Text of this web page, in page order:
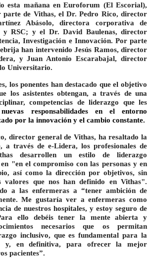
esta mañana en Euroforum (El Escorial),
parte de Vithas, el Dr. Pedro Rico, director
Abásolo,
directora corporativa de
y RSC; y el Dr. David Baulenas, director
Investigación e Innovación. Por parte
han intervenido Jesús Ramos, director
y Juan Antonio Escarabajal, director
Universitario.
los ponentes han destacado que el objetivo
los asistentes obtengan, a través de una
competencias de liderazgo que les
nuevas responsabilidades en el entorno
por la innovación y el cambio constante.
director general de Vithas, ha resaltado la
a través de e-Lidera, los profesionales de
desarrollen un estilo de liderazgo
"en el compromiso con las personas y en
así como la dirección por objetivos, sin
valores que nos han definido en Vithas".
a las enfermeras a “tener ambición de
Me gustaría ver a enfermeras como
de nuestros hospitales, y estoy seguro de
ello debéis tener la mente abierta y
necesarios que os permitan
inclusivo, que es fundamental para la
y, en definitiva, para ofrecer la mejor
pacientes”.